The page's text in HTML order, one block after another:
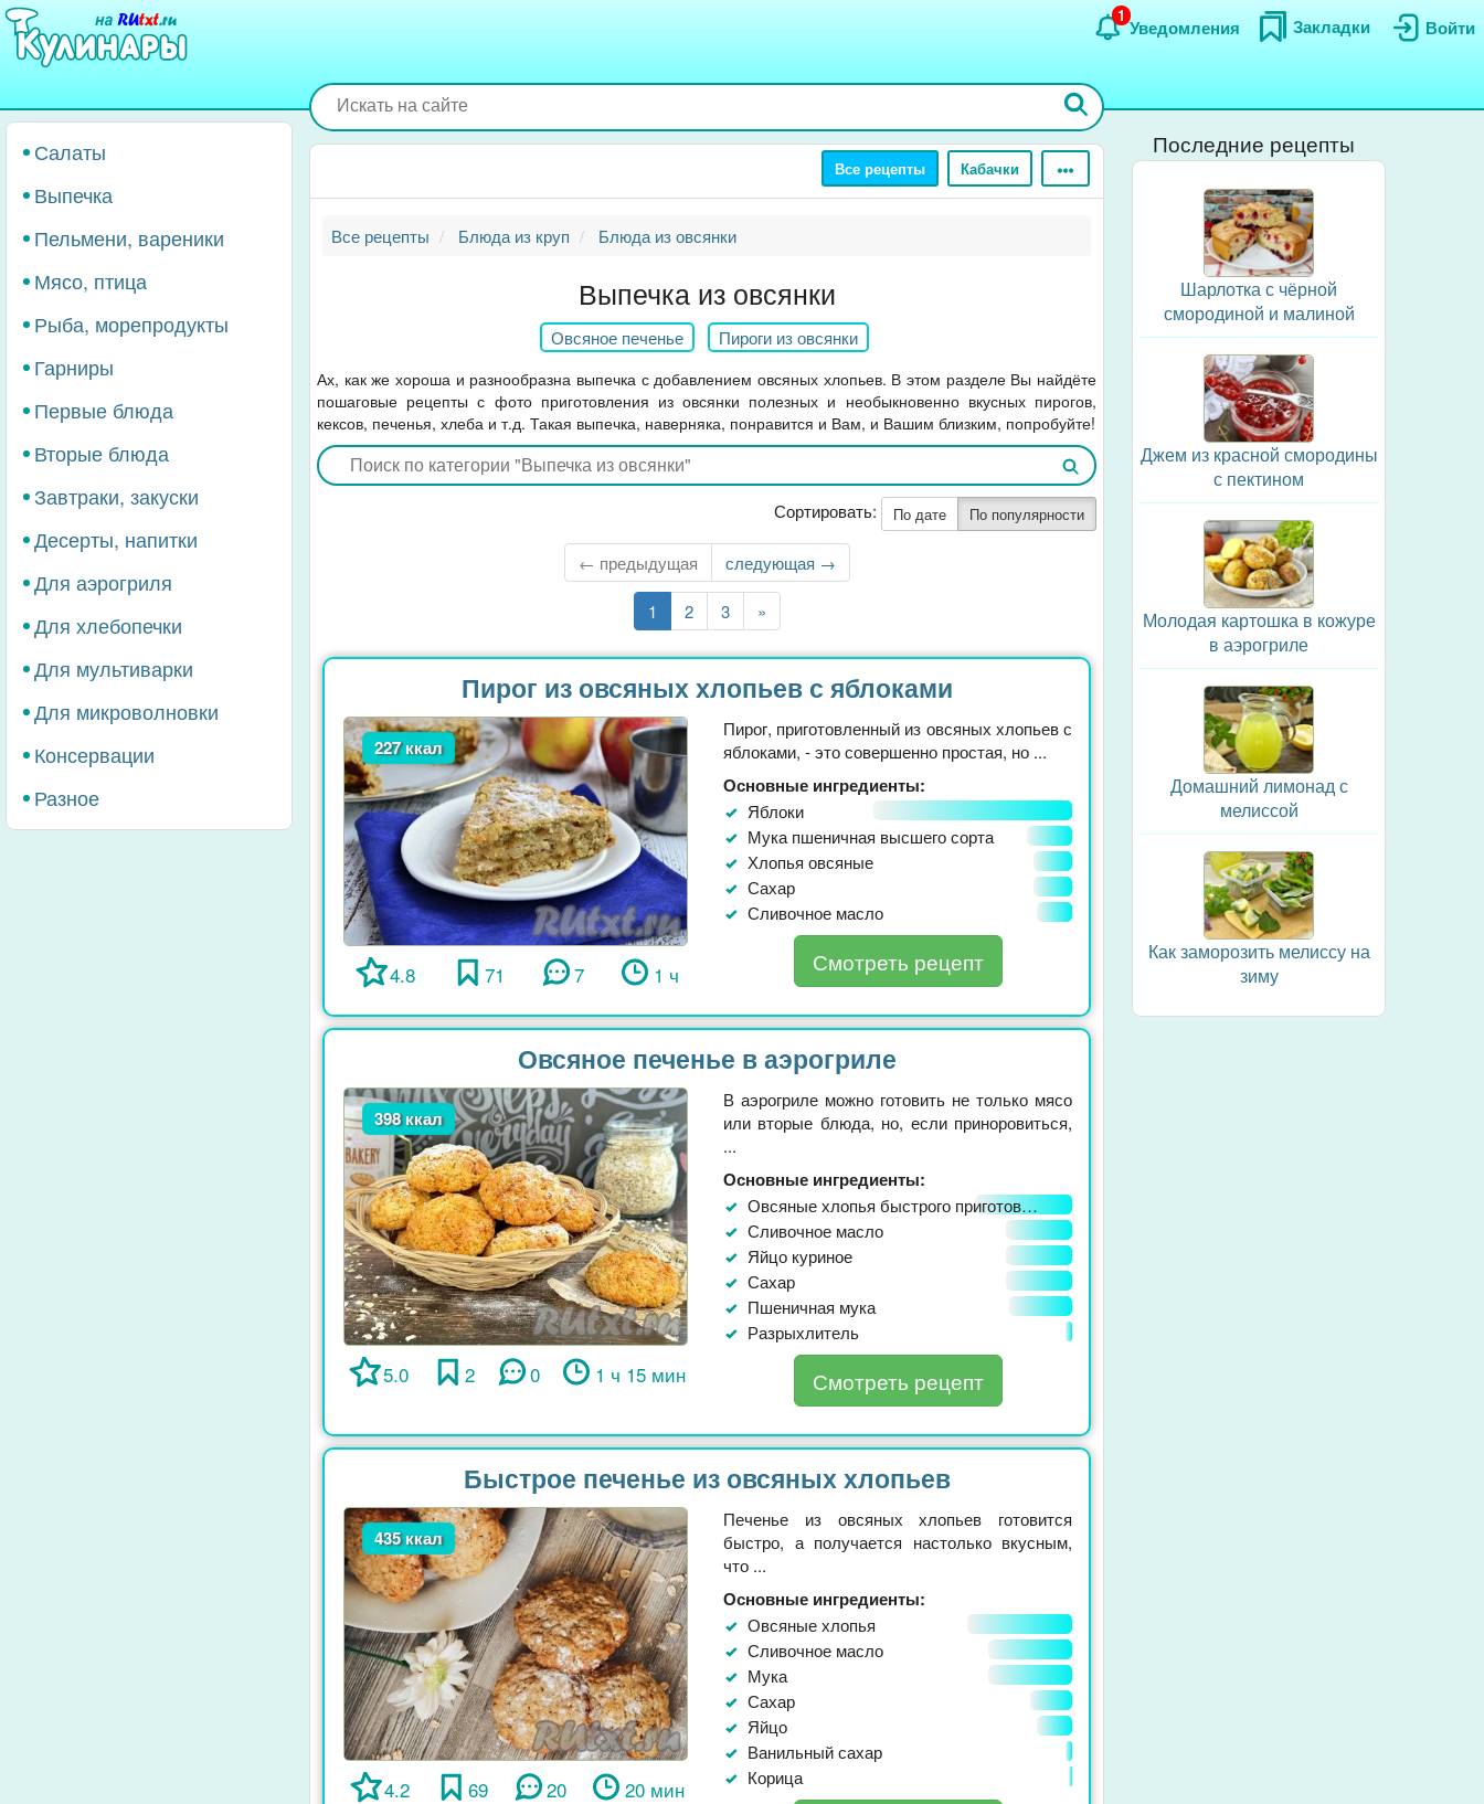
Перейти
основному
Войти
Закладки
Уведомления
1
Салаты
Выпечка
Пельмени, вареники
Мясо, птица
Рыба, морепродукты
Гарниры
Первые блюда
Вторые блюда
Завтраки, закуски
Десерты, напитки
Для аэрогриля
Для хлебопечки
Для мультиварки
Для микроволновки
Консервации
Разное
Все рецепты Кабачки
Все рецепты Блюда из круп Блюда из овсянки
Выпечка из овсянки
Овсяное печенье Пироги из овсянки
Ах, как же хороша и разнообразна выпечка с добавлением овсяных хлопьев. В этом разделе Вы найдёте
пошаговые рецепты с фото приготовления из овсянки полезных и необыкновенно вкусных пирогов,
кексов, печенья, хлеба и т.д. Такая выпечка, наверняка, понравится и Вам, и Вашим близким, попробуйте!
Сортировать: По дате По популярности
← предыдущая
Следующая
страница
следующая →
Текущая
страница
1 Страница
2 Страница
3
Последняя
страница
»
Пирог из овсяных хлопьев с яблоками
227 ккал
4.8 71 7 1 ч
Пирог, приготовленный из овсяных хлопьев с
яблоками, - это совершенно простая, но ...
Основные ингредиенты:
Яблоки
Мука пшеничная высшего сорта
Хлопья овсяные
Сахар
Сливочное масло
Смотреть рецепт
Овсяное печенье в аэрогриле
398 ккал
5.0 2 0 1 ч 15 мин
В аэрогриле можно готовить не только мясо
или вторые блюда, но, если приноровиться,
...
Основные ингредиенты:
Овсяные хлопья быстрого приготовления
Сливочное масло
Яйцо куриное
Сахар
Пшеничная мука
Разрыхлитель
Смотреть рецепт
Быстрое печенье из овсяных хлопьев
435 ккал
4.2 69 20 20 мин
Печенье из овсяных хлопьев готовится
быстро, а получается настолько вкусным,
что ...
Основные ингредиенты:
Овсяные хлопья
Сливочное масло
Мука
Сахар
Яйцо
Ванильный сахар
Корица
Последние рецепты
Шарлотка с чёрной
смородиной и малиной
Джем из красной смородины
с пектином
Молодая картошка в кожуре
в аэрогриле
Домашний лимонад с
мелиссой
Как заморозить мелиссу на
зиму